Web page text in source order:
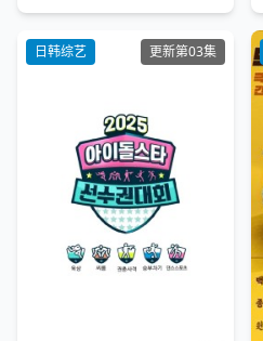
日韩综艺 更新第03集